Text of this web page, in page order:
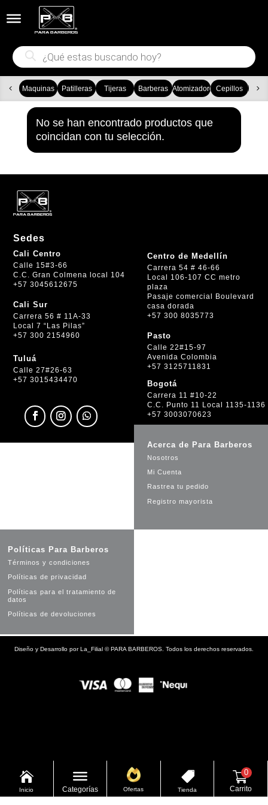
Búsqueda
de
productos
Maquinas Patilleras Tijeras Barberas AtomizadoresCepillos
No se han encontrado productos que
coincidan con tu selección.
Sedes
Cali Centro
Calle 15#3-66
C.C. Gran Colmena local 104
+57 3045612675
Cali Sur
Carrera 56 # 11A-33
Local 7 “Las Pilas”
+57 300 2154960
Tuluá
Calle 27#26-63
+57 3015434470
Centro de Medellín
Carrera 54 # 46-66
Local 106-107 CC metro
plaza
Pasaje comercial Boulevard
casa dorada
+57 300 8035773
Pasto
Calle 22#15-97
Avenida Colombia
+57 3125711831
Bogotá
Carrera 11 #10-22
C.C. Punto 11 Local 1135-1136
+57 3003070623
Acerca de Para Barberos
Nosotros
Mi Cuenta
Rastrea tu pedido
Registro mayorista
Políticas Para Barberos
Términos y condiciones
Políticas de privacidad
Políticas para el tratamiento de
datos
Políticas de devoluciones
Diseño y Desarrollo porLa_Filial ©PARA BARBEROS. Todos los derechos reservados.

Inicio Categorías Ofertas

Tienda
0
Carrito